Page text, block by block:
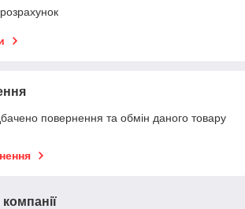
повернення та обмін даного товару